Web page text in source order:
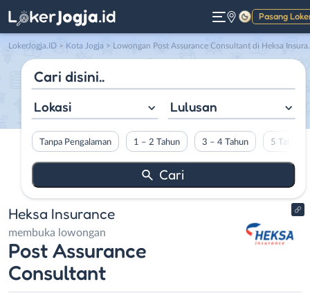
Pasang
Gelap
LokerJogja.ID > Kota Jogja > Lowongan Post Assurance Consultant di Heksa Insurance
Lokasi Lulusan
Tanpa Pengalaman 1 – 2 Tahun 3 – 4 Tahun 5 Tahun
Heksa Insurance
membuka lowongan
Post Assurance
Consultant